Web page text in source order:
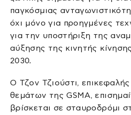
παγκόσμιας
όχι μόνο για προηγμένες
για την υποστήριξη της
αύξησης της κινητής
2030.
Ο Τζον Τζιούστι,
θεμάτων της GSMA,
βρίσκεται σε σταυροδρόμι